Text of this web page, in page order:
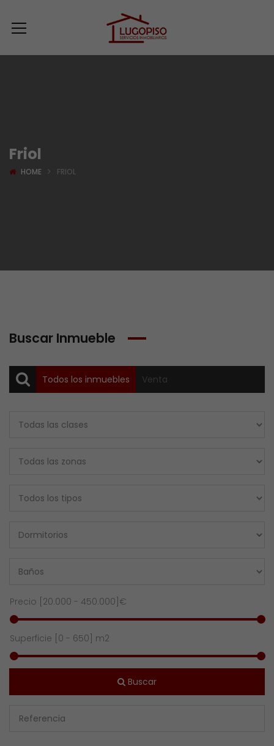
Friol
HOME FRIOL
Buscar Inmueble
Todos los inmuebles Venta
Precio [ 20.000 - 450.000 ]€
Superficie [ 0 - 650 ] m2
Buscar